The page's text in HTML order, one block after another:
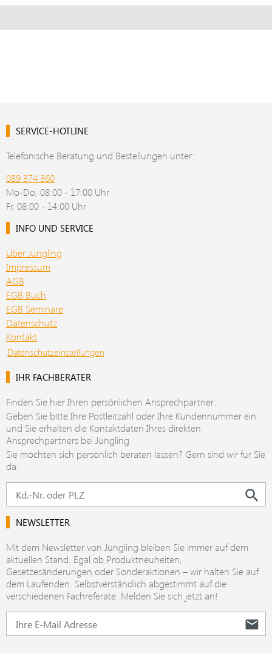
SERVICE-HOTLINE
Telefonische Beratung und Bestellungen unter:
089 374 360
Mo-Do, 08:00 - 17:00 Uhr
Fr, 08:00 - 14:00 Uhr
INFO UND SERVICE
Über Jüngling
Impressum
AGB
EGB Buch
EGB Seminare
Datenschutz
Kontakt
Datenschutzeinstellungen
IHR FACHBERATER
Finden Sie hier Ihren persönlichen Ansprechpartner:
Geben Sie bitte Ihre Postleitzahl oder Ihre Kundennummer ein
und Sie erhalten die Kontaktdaten Ihres direkten
Ansprechpartners bei Jüngling
Sie möchten sich persönlich beraten lassen? Gern sind wir für Sie
da.
NEWSLETTER
Mit dem Newsletter von Jüngling bleiben Sie immer auf dem
aktuellen Stand. Egal ob Produktneuheiten,
Gesetzesänderungen oder Sonderaktionen – wir halten Sie auf
dem Laufenden. Selbstverständlich abgestimmt auf die
verschiedenen Fachreferate. Melden Sie sich jetzt an!